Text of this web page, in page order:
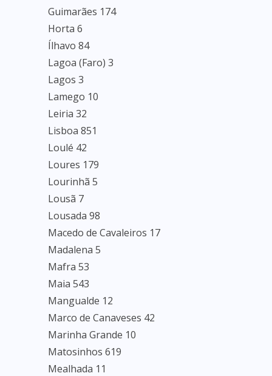
Guimarães 174
Horta 6
Ílhavo 84
Lagoa (Faro) 3
Lagos 3
Lamego 10
Leiria 32
Lisboa 851
Loulé 42
Loures 179
Lourinhã 5
Lousã 7
Lousada 98
Macedo de Cavaleiros 17
Madalena 5
Mafra 53
Maia 543
Mangualde 12
Marco de Canaveses 42
Marinha Grande 10
Matosinhos 619
Mealhada 11